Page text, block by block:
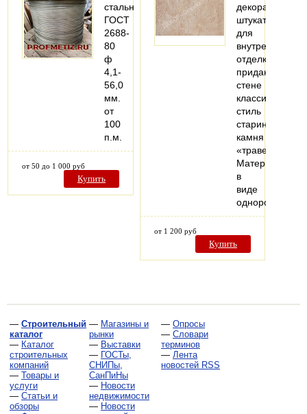
стальной
ГОСТ
2688-
80
ф
4,1-
56,0
мм.
от
100
п.м.
от 50 до 1 000 руб
Купить
декоративная
штукатурка
для
внутренней
отделки,
придающая
стене
классический
стиль
старинного
камня
«травертин».
Материал
в
виде
однородной…
от 1 200 руб
Купить
— Строительный
каталог
— Каталог
строительных
компаний
— Товары и
услуги
— Статьи и
обзоры
— Магазины и
рынки
— Выставки
— ГОСТы,
СНИПы,
СанПиНы
— Новости
недвижимости
— Новости
— Опросы
— Словари
терминов
— Лента
новостей RSS